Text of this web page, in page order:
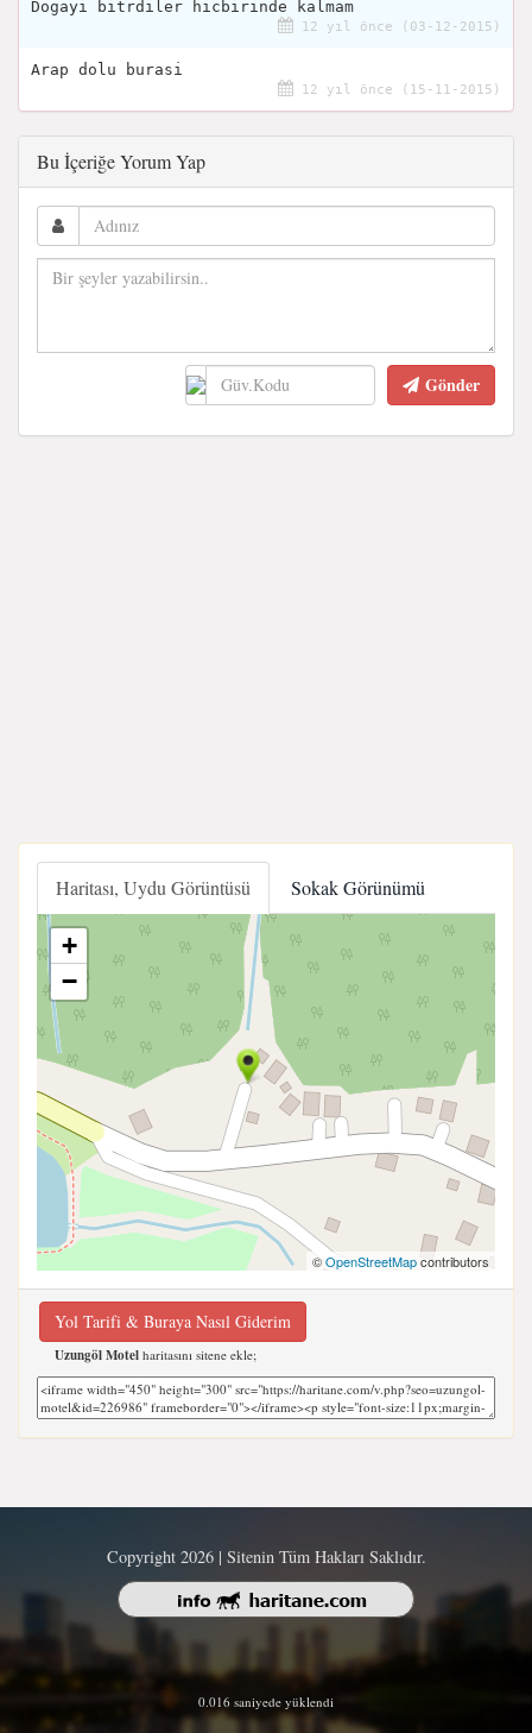
Dogayi bitrdiler hicbirinde kalmam
12 yıl önce (03-12-2015)
Arap dolu burasi
12 yıl önce (15-11-2015)
Bu İçeriğe Yorum Yap
Gönder
Haritası, Uydu Görüntüsü Sokak Görünümü
+
−
©OpenStreetMapcontributors
Yol Tarifi & Buraya Nasıl Giderim
Uzungöl Motel haritasını sitene ekle;
Copyright 2026 | Sitenin Tüm Hakları Saklıdır.
0.016 saniyede yüklendi